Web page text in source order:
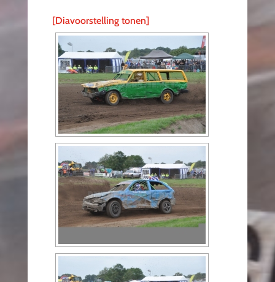
[Diavoorstelling tonen]